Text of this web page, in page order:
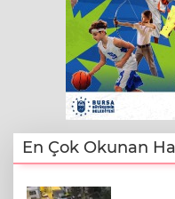
En Çok Okunan